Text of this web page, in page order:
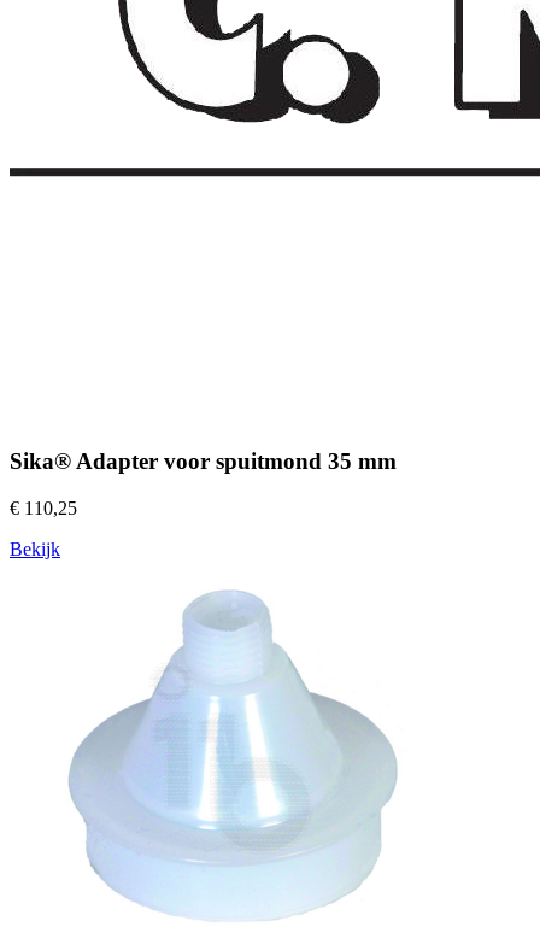
Sika® Adapter voor spuitmond 35 mm
€ 110,25
Bekijk